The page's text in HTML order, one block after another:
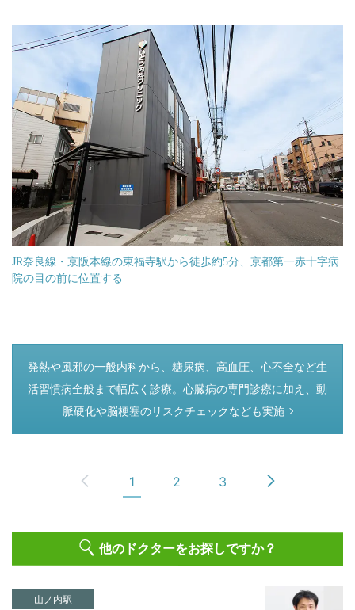
JR奈良線・京阪本線の東福寺駅から徒歩約5分、京都第一赤十字病
院の目の前に位置する
つぎのページ
発熱や風邪の一般内科から、糖尿病、高血圧、心不全など生
活習慣病全般まで幅広く診療。心臓病の専門診療に加え、動
脈硬化や脳梗塞のリスクチェックなども実施
1 2 3
他のドクターをお探しですか？
山ノ内駅